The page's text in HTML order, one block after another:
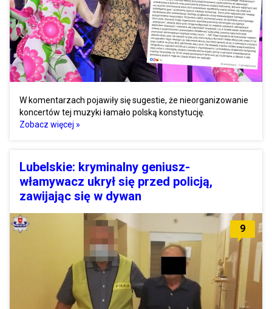
W komentarzach pojawiły się sugestie, że nieorganizowanie
koncertów tej muzyki łamało polską konstytucję.
Zobacz więcej »
Lubelskie: kryminalny geniusz-
włamywacz ukrył się przed policją,
zawijając się w dywan
9